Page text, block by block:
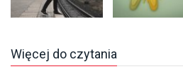
Więcej do czytania